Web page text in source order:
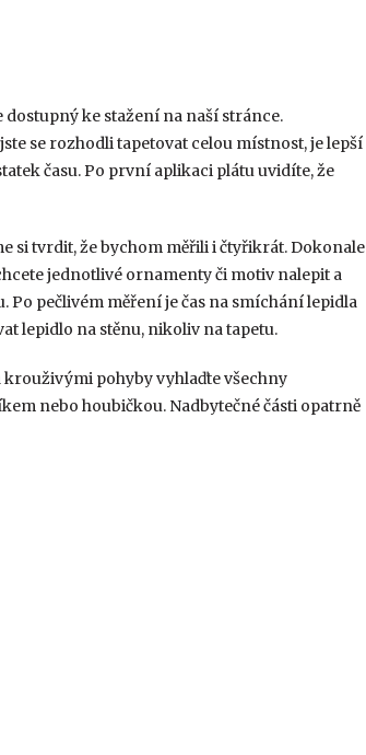
ke stažení na naší stránce.
se rozhodli tapetovat celou místnost, je lepší
času. Po první aplikaci plátu uvidíte, že
si tvrdit, že bychom měřili i čtyřikrát. Dokonale
jednotlivé ornamenty či motiv nalepit a
Po pečlivém měření je čas na smíchání lepidla
lepidlo na stěnu, nikoliv na tapetu.
krouživými pohyby vyhlaďte všechny
nebo houbičkou. Nadbytečné části opatrně